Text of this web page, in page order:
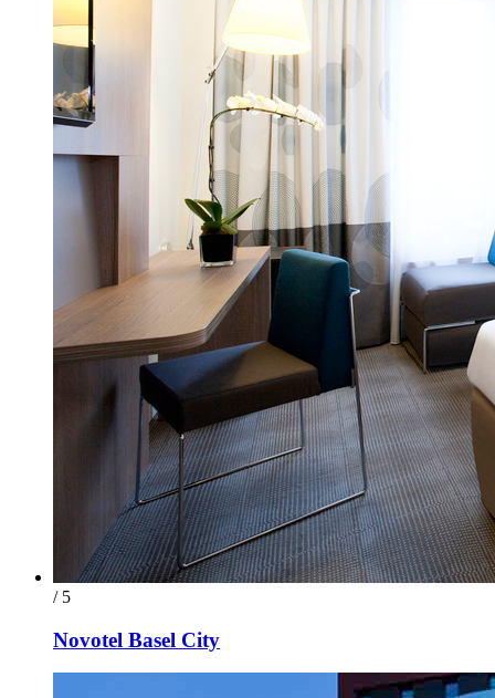
/ 5
Novotel Basel City